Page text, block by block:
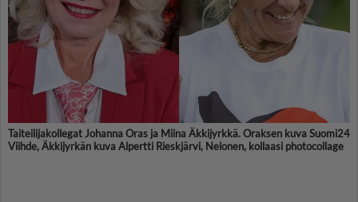
Taiteilijakollegat Johanna Oras ja Miina Äkkijyrkkä. Oraksen kuva Suomi24
Viihde, Äkkijyrkän kuva Alpertti Rieskjärvi, Nelonen, kollaasi photocollage